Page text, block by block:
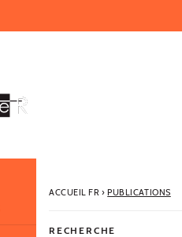
ACCUEIL FR› PUBLICATIONS
RECHERCHE